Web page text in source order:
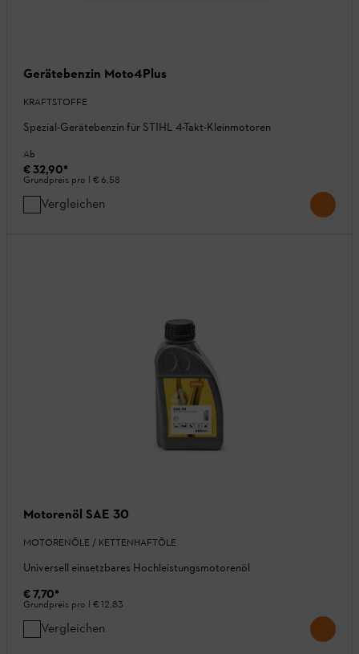
Gerätebenzin Moto4Plus
KRAFTSTOFFE
Spezial-Gerätebenzin für STIHL 4-Takt-Kleinmotoren
Ab
€ 32,90*
Grundpreis pro l € 6,58
Vergleichen
Motorenöl SAE 30
MOTORENÖLE / KETTENHAFTÖLE
Universell einsetzbares Hochleistungsmotorenöl
€ 7,70*
Grundpreis pro l € 12,83
Vergleichen